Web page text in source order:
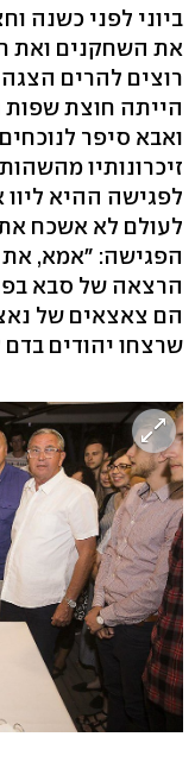
ביוני לפני כשנה
את השחקנים ואת
רוצים להרים
הייתה חוצת שפות
ואבא סיפר
זיכרונותיו
לעולם לא אשכח
הפגישה: "אמא, את
הרצאה של סבא
הם צאצאים של
שרצחו יהודים